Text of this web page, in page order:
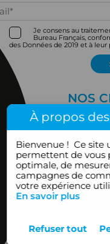
Je consens au
Bureau Français,
des Données de 2019 et à
NOS
À propos
Bienvenue !Ce site
permettent de vous
optimale, de
campagnes de
votre expérience
En savoir plus